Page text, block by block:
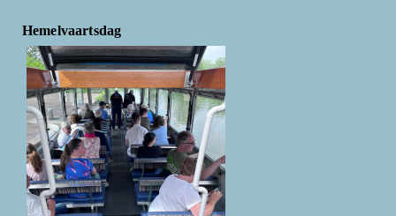
Hemelvaartsdag